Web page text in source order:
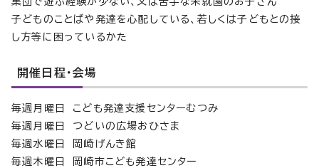
子どものことばや発達を心配している、若しくは子どもとの接
し方等に困っているかた
開催日程・会場
毎週月曜日 こども発達支援センターむつみ
毎週月曜日 つどいの広場おひさま
毎週水曜日 岡崎げんき館
毎週木曜日 岡崎市こども発達センター